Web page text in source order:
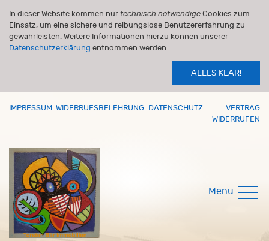
In dieser Website kommen nur technisch notwendige Cookies zum
Einsatz, um eine sichere und reibungslose Benutzererfahrung zu
gewährleisten. Weitere Informationen hierzu können unserer
Datenschutzerklärung entnommen werden.
ALLES KLAR!
IMPRESSUM WIDERRUFSBELEHRUNG DATENSCHUTZ
VERTRAG
WIDERRUFEN
Menü